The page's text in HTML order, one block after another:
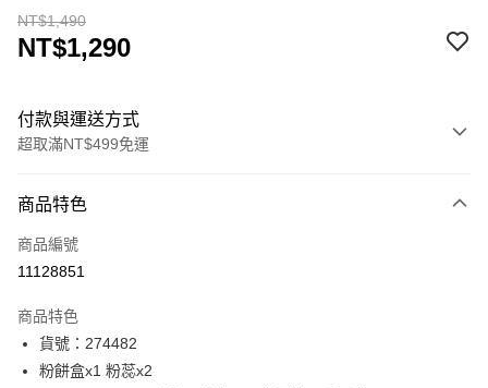
NT$1,490
NT$1,290
付款與運送方式
超取滿NT$499免運
icash Pay
信用卡一次付款
LINE Pay
Apple Pay
商品特色
商品編號
11128851
商品特色
貨號：274482
粉餅盒x1 粉蕊x2